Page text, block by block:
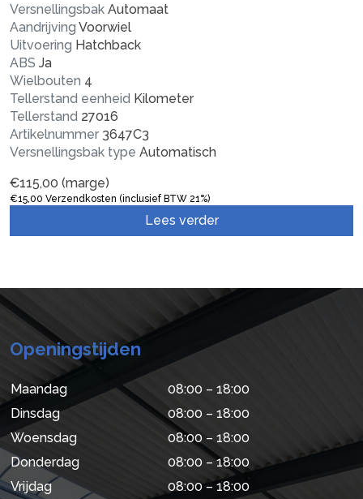
Versnellingsbak Automaat
Aandrijving Voorwiel
Uitvoering Hatchback
ABS Ja
Wielbouten 4
Tellerstand eenheid Kilometer
Tellerstand 27016
Artikelnummer 3647C3
Versnellingsbak type Automatisch
€115,00 (marge)
€15,00 Verzendkosten (inclusief BTW 21%)
Lees verder
Openingstijden
Maandag
08:00 – 18:00
Dinsdag
08:00 – 18:00
Woensdag
08:00 – 18:00
Donderdag
08:00 – 18:00
Vrijdag
08:00 – 18:00